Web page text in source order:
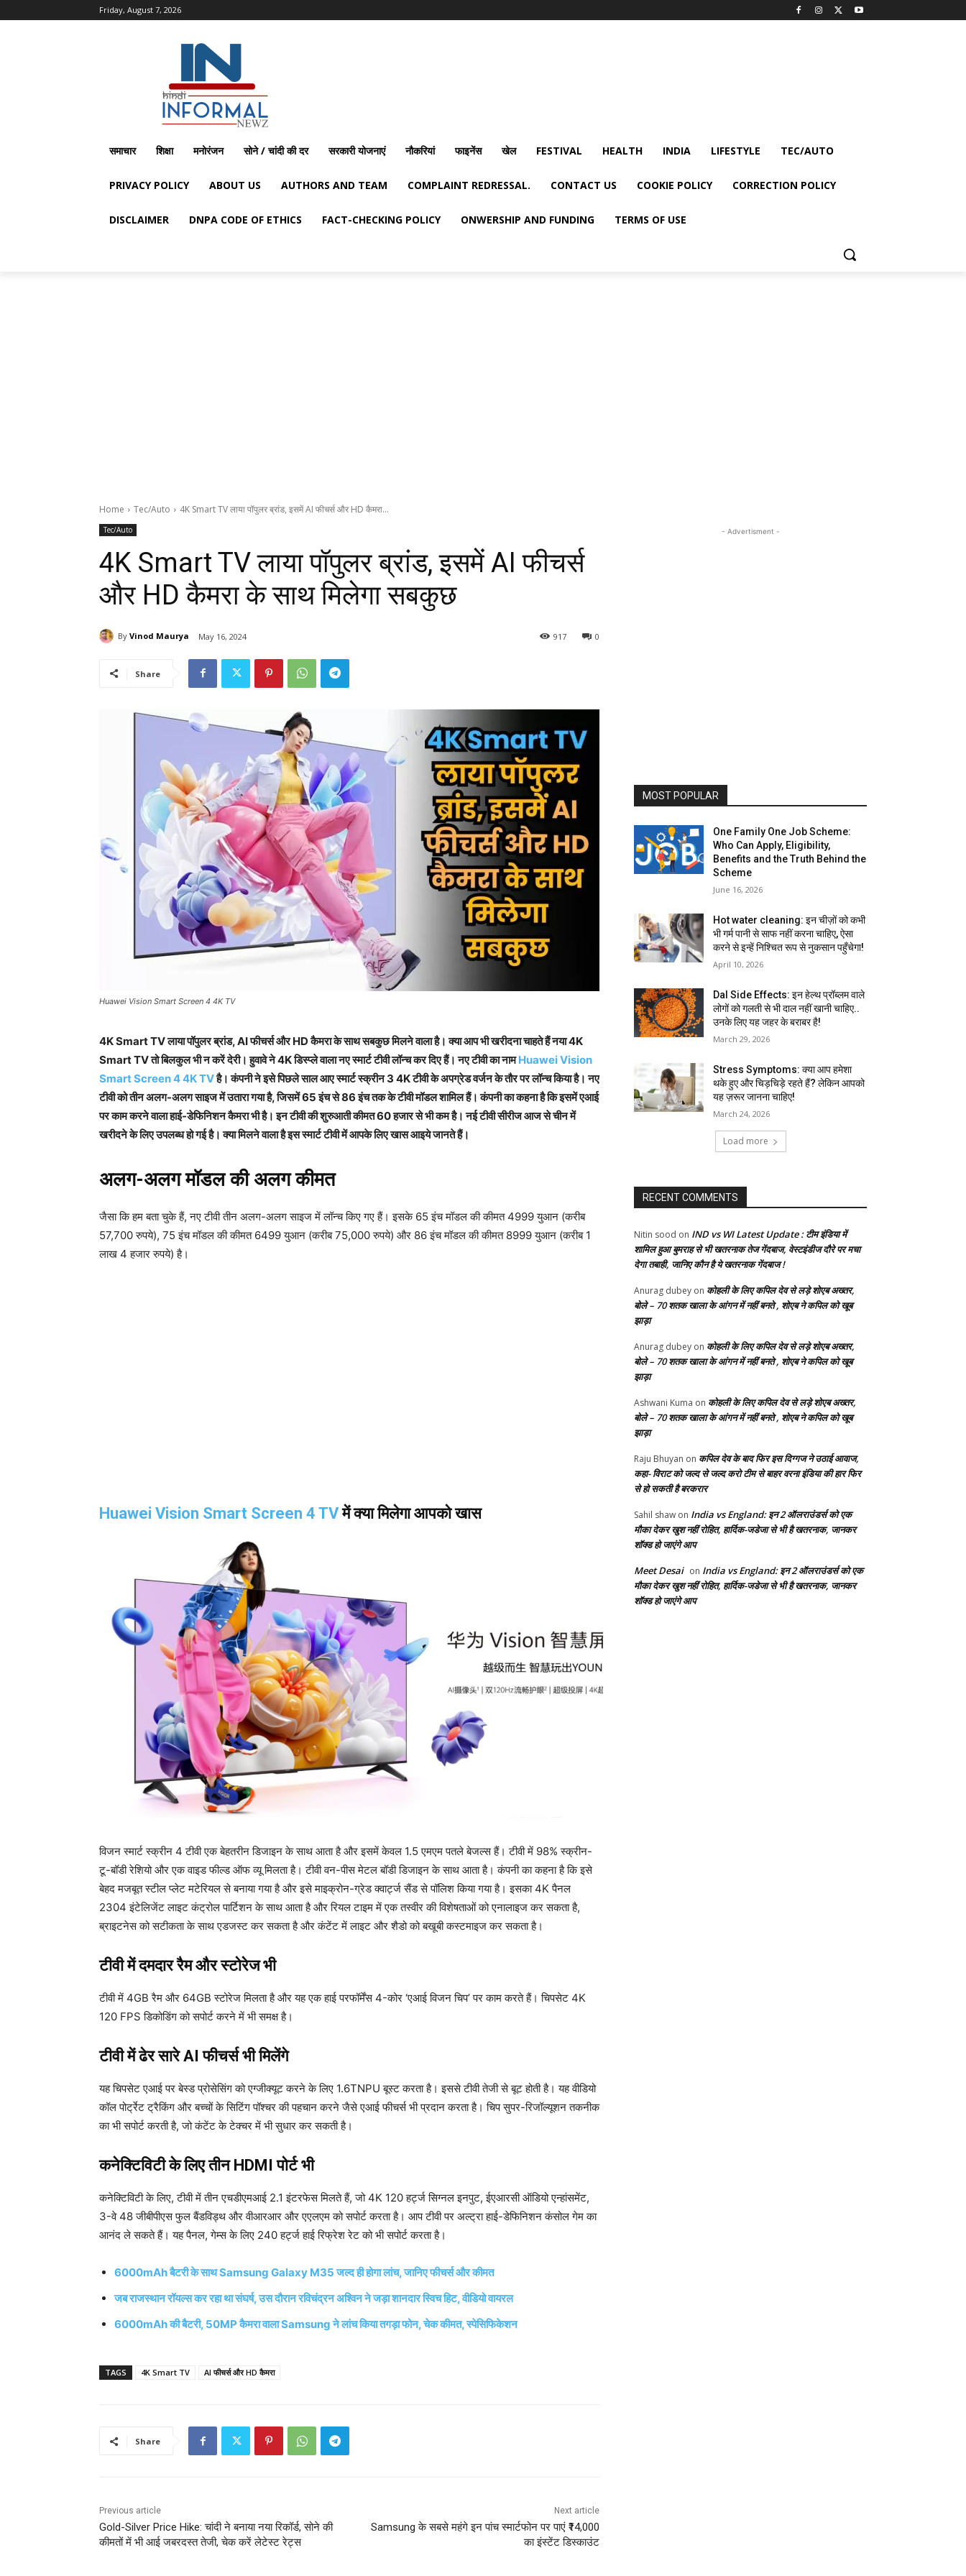
Friday, August 7, 2026
समाचार शिक्षा मनोरंजन सोने / चांदी की दर सरकारी योजनाएं नौकरियां फाइनेंस खेल FESTIVAL HEALTH INDIA LIFESTYLE TEC/AUTO
PRIVACY POLICY ABOUT US AUTHORS AND TEAM COMPLAINT REDRESSAL. CONTACT US COOKIE POLICY CORRECTION POLICY
DISCLAIMER DNPA CODE OF ETHICS FACT-CHECKING POLICY ONWERSHIP AND FUNDING TERMS OF USE
Home Tec/Auto 4K Smart TV लाया पॉपुलर ब्रांड, इसमें AI फीचर्स और HD कैमरा...
Tec/Auto
4K Smart TV लाया पॉपुलर ब्रांड, इसमें AI फीचर्स
और HD कैमरा के साथ मिलेगा सबकुछ
By Vinod Maurya May 16, 2024 0
917
Share
Huawei Vision Smart Screen 4 4K TV
4K Smart TV लाया पॉपुलर ब्रांड, AI फीचर्स और HD कैमरा के साथ सबकुछ मिलने वाला है। क्या आप भी खरीदना चाहते हैं नया 4K
Smart TV तो बिलकुल भी न करें देरी। हुवावे ने 4K डिस्प्ले वाला नए स्मार्ट टीवी लॉन्च कर दिए हैं। नए टीवी का नामHuawei Vision
Smart Screen 4 4K TVहै। कंपनी ने इसे पिछले साल आए स्मार्ट स्क्रीन 3 4K टीवी के अपग्रेड वर्जन के तौर पर लॉन्च किया है। नए
टीवी को तीन अलग-अलग साइज में उतारा गया है, जिसमें 65 इंच से 86 इंच तक के टीवी मॉडल शामिल हैं। कंपनी का कहना है कि इसमें एआई
पर काम करने वाला हाई-डेफिनिशन कैमरा भी है। इन टीवी की शुरुआती कीमत 60 हजार से भी कम है। नई टीवी सीरीज आज से चीन में
खरीदने के लिए उपलब्ध हो गई है। क्या मिलने वाला है इस स्मार्ट टीवी में आपके लिए खास आइये जानते हैं।
अलग-अलग मॉडल की अलग कीमत
जैसा कि हम बता चुके हैं, नए टीवी तीन अलग-अलग साइज में लॉन्च किए गए हैं। इसके 65 इंच मॉडल की कीमत 4999 युआन (करीब
57,700 रुपये), 75 इंच मॉडल की कीमत 6499 युआन (करीब 75,000 रुपये) और 86 इंच मॉडल की कीमत 8999 युआन (करीब 1
लाख 4 हजार रुपये) है।
Huawei Vision Smart Screen 4 TVमें क्या मिलेगा आपको खास
विजन स्मार्ट स्क्रीन 4 टीवी एक बेहतरीन डिजाइन के साथ आता है और इसमें केवल 1.5 एमएम पतले बेजल्स हैं। टीवी में 98% स्क्रीन-
टू-बॉडी रेशियो और एक वाइड फील्ड ऑफ व्यू मिलता है। टीवी वन-पीस मेटल बॉडी डिजाइन के साथ आता है। कंपनी का कहना है कि इसे
बेहद मजबूत स्टील प्लेट मटेरियल से बनाया गया है और इसे माइक्रोन-ग्रेड क्वार्ट्ज सैंड से पॉलिश किया गया है। इसका 4K पैनल
2304 इंटेलिजेंट लाइट कंट्रोल पार्टिशन के साथ आता है और रियल टाइम में एक तस्वीर की विशेषताओं को एनालाइज कर सकता है,
ब्राइटनेस को सटीकता के साथ एडजस्ट कर सकता है और कंटेंट में लाइट और शैडो को बखूबी कस्टमाइज कर सकता है।
टीवी में दमदार रैम और स्टोरेज भी
टीवी में 4GB रैम और 64GB स्टोरेज मिलता है और यह एक हाई परफॉर्मेंस 4-कोर ‘एआई विजन चिप’ पर काम करते हैं। चिपसेट 4K
120 FPS डिकोडिंग को सपोर्ट करने में भी समक्ष है।
टीवी में ढेर सारे AI फीचर्स भी मिलेंगे
यह चिपसेट एआई पर बेस्ड प्रोसेसिंग को एग्जीक्यूट करने के लिए 1.6TNPU बूस्ट करता है। इससे टीवी तेजी से बूट होती है। यह वीडियो
कॉल पोर्ट्रेट ट्रैकिंग और बच्चों के सिटिंग पॉश्चर की पहचान करने जैसे एआई फीचर्स भी प्रदान करता है। चिप सुपर-रिजॉल्यूशन तकनीक
का भी सपोर्ट करती है, जो कंटेंट के टेक्चर में भी सुधार कर सकती है।
कनेक्टिविटी के लिए तीन HDMI पोर्ट भी
कनेक्टिविटी के लिए, टीवी में तीन एचडीएमआई 2.1 इंटरफेस मिलते हैं, जो 4K 120 हर्ट्ज सिग्नल इनपुट, ईएआरसी ऑडियो एन्हांसमेंट,
3-वे 48 जीबीपीएस फुल बैंडविड्थ और वीआरआर और एएलएम को सपोर्ट करता है। आप टीवी पर अल्ट्रा हाई-डेफिनिशन कंसोल गेम का
आनंद ले सकते हैं। यह पैनल, गेम्स के लिए 240 हर्ट्ज हाई रिफ्रेश रेट को भी सपोर्ट करता है।
6000mAh बैटरी के साथ Samsung Galaxy M35 जल्द ही होगा लांच, जानिए फीचर्स और कीमत
जब राजस्थान रॉयल्स कर रहा था संघर्ष, उस दौरान रविचंद्रन अश्विन ने जड़ा शानदार स्विच हिट, वीडियो वायरल
6000mAh की बैटरी, 50MP कैमरा वाला Samsung ने लांच किया तगड़ा फोन, चेक कीमत, स्पेसिफिकेशन
TAGS 4K Smart TV AI फीचर्स और HD कैमरा
Share
Previous article
Gold-Silver Price Hike: चांदी ने बनाया नया रिकॉर्ड, सोने की
कीमतों में भी आई जबरदस्त तेजी, चेक करें लेटेस्ट रेट्स
Next article
Samsung के सबसे महंगे इन पांच स्मार्टफोन पर पाएं ₹14,000
का इंस्टेंट डिस्काउंट
- Advertisment -
MOST POPULAR
One Family One Job Scheme:
Who Can Apply, Eligibility,
Benefits and the Truth Behind the
Scheme
June 16, 2026
Hot water cleaning: इन चीज़ों को कभी
भी गर्म पानी से साफ नहीं करना चाहिए, ऐसा
करने से इन्हें निश्चित रूप से नुकसान पहुँचेगा!
April 10, 2026
Dal Side Effects: इन हेल्थ प्रॉब्लम वाले
लोगों को गलती से भी दाल नहीं खानी चाहिए..
उनके लिए यह जहर के बराबर है!
March 29, 2026
Stress Symptoms: क्या आप हमेशा
थके हुए और चिड़चिड़े रहते हैं? लेकिन आपको
यह ज़रूर जानना चाहिए!
March 24, 2026
Load more
RECENT COMMENTS
Nitin sood on IND vs WI Latest Update : टीम इंडिया में
शामिल हुआ बुमराह से भी खतरनाक तेज गेंदबाज, वेस्टइंडीज दौरे पर मचा
देगा तबाही, जानिए कौन है ये खतरनाक गेंदबाज !
Anurag dubey on कोहली के लिए कपिल देव से लड़े शोएब अख्तर,
बोले – 70 शतक खाला के आंगन में नहीं बनते , शोएब ने कपिल को खूब
झाड़ा
Anurag dubey on कोहली के लिए कपिल देव से लड़े शोएब अख्तर,
बोले – 70 शतक खाला के आंगन में नहीं बनते , शोएब ने कपिल को खूब
झाड़ा
Ashwani Kuma on कोहली के लिए कपिल देव से लड़े शोएब अख्तर,
बोले – 70 शतक खाला के आंगन में नहीं बनते , शोएब ने कपिल को खूब
झाड़ा
Raju Bhuyan on कपिल देव के बाद फिर इस दिग्गज ने उठाई आवाज,
कहा- विराट को जल्द से जल्द करो टीम से बाहर वरना इंडिया की हार फिर
से हो सकती है बरकरार
Sahil shaw on India vs England: इन 2 ऑलराउंडर्स को एक
मौका देकर खुश नहीं रोहित, हार्दिक-जडेजा से भी है खतरनाक, जानकर
शॉक्ड हो जाएंगे आप
Meet Desai on India vs England: इन 2 ऑलराउंडर्स को एक
मौका देकर खुश नहीं रोहित, हार्दिक-जडेजा से भी है खतरनाक, जानकर
शॉक्ड हो जाएंगे आप